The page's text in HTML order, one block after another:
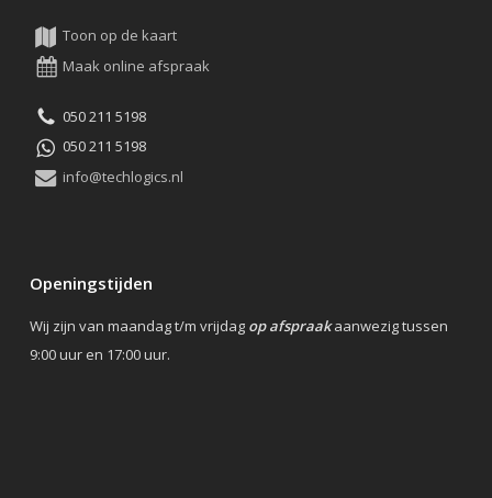
Toon op de kaart
Maak online afspraak
050 211 5198
050 211 5198
info@techlogics.nl
Openingstijden
Wij zijn van maandag t/m vrijdag op afspraakaanwezig tussen
9:00 uur en 17:00 uur.